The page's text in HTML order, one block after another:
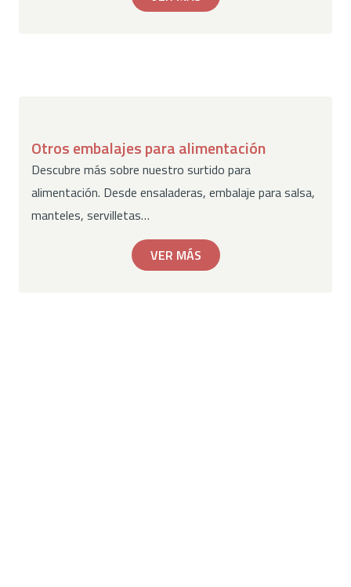
Otros embalajes para alimentación
Descubre más sobre nuestro surtido para
alimentación. Desde ensaladeras, embalaje para salsa,
manteles, servilletas…
VER MÁS